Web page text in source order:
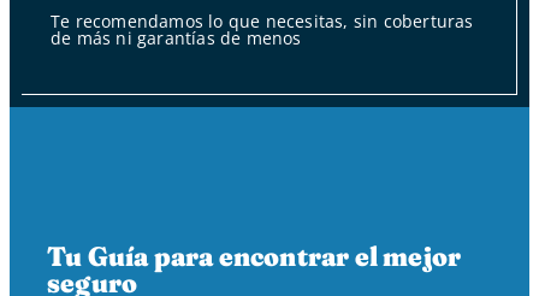
Te recomendamos lo que necesitas, sin coberturas
de más ni garantías de menos
Tu Guía para encontrar el mejor
seguro